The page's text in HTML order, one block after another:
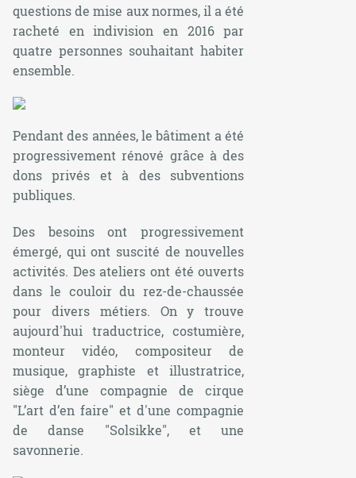
questions de mise aux normes, il a été
racheté en indivision en 2016 par
quatre personnes souhaitant habiter
ensemble.
Pendant des années, le bâtiment a été
progressivement rénové grâce à des
dons privés et à des subventions
publiques.
Des besoins ont progressivement
émergé, qui ont suscité de nouvelles
activités. Des ateliers ont été ouverts
dans le couloir du rez-de-chaussée
pour divers métiers. On y trouve
aujourd'hui traductrice, costumière,
monteur vidéo, compositeur de
musique, graphiste et illustratrice,
siège d’une compagnie de cirque
"L’art d’en faire" et d'une compagnie
de danse "Solsikke", et une
savonnerie.